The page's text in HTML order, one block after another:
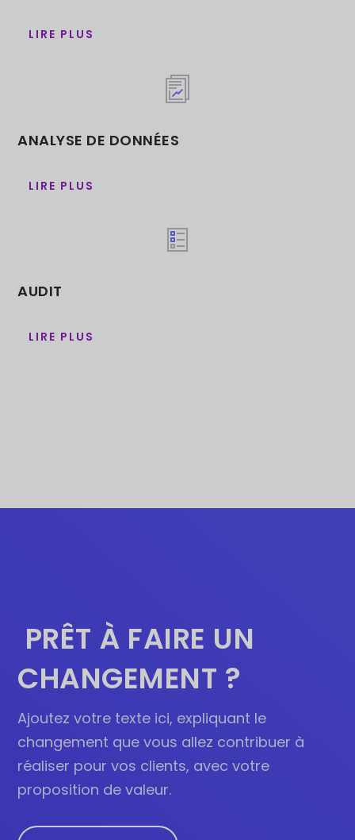
LIRE PLUS
ANALYSE DE DONNÉES
LIRE PLUS
AUDIT
LIRE PLUS
PRÊT À FAIRE UN
CHANGEMENT ?
Ajoutez votre texte ici, expliquant le
changement que vous allez contribuer à
réaliser pour vos clients, avec votre
proposition de valeur.